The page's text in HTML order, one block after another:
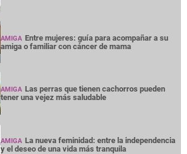
AMIGA Entre mujeres: guía para acompañar a su
amiga o familiar con cáncer de mama
AMIGA Las perras que tienen cachorros pueden
tener una vejez más saludable
AMIGA La nueva feminidad: entre la independencia
y el deseo de una vida más tranquila